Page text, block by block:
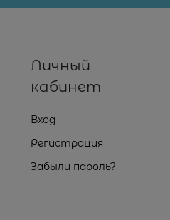
Личный
кабинет
Вход
Регистрация
Забыли пароль?